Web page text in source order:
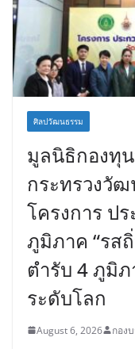
ศิลปวัฒนธรรม
มูลนิธิกองทุ
กระทรวงวั
โครงการ ป
ภูมิภาค “รส
ตำรับ 4 ภูมิ
ระดับโลก
August 6, 2026 กอง